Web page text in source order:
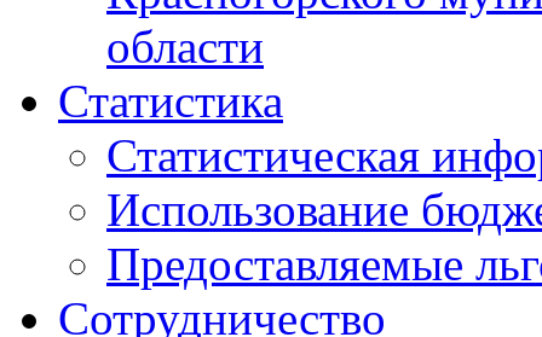
области
Статистика
Статистическая
Использование
Предоставляемые
Сотрудничество